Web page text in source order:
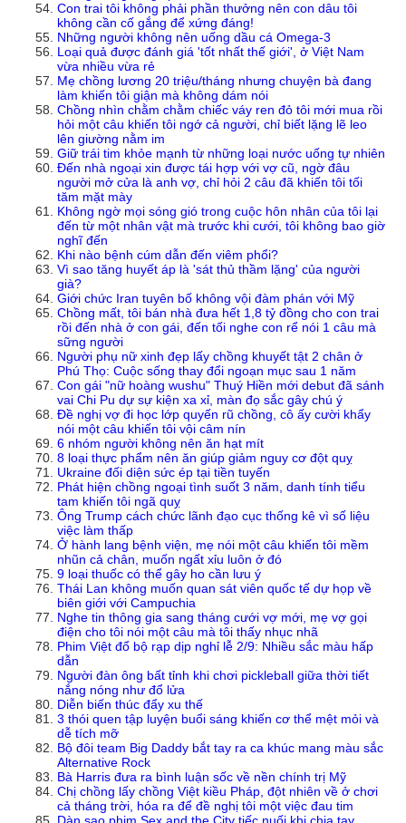
Con trai tôi không phải phần thưởng nên con dâu tôi
không cần cố gắng để xứng đáng!
Những người không nên uống dầu cá Omega-3
Loại quả được đánh giá 'tốt nhất thế giới', ở Việt Nam
vừa nhiều vừa rẻ
Mẹ chồng lương 20 triệu/tháng nhưng chuyện bà đang
làm khiến tôi giận mà không dám nói
Chồng nhìn chằm chằm chiếc váy ren đỏ tôi mới mua rồi
hỏi một câu khiến tôi ngớ cả người, chỉ biết lặng lẽ leo
lên giường nằm im
Giữ trái tim khỏe mạnh từ những loại nước uống tự nhiên
Đến nhà ngoại xin được tái hợp với vợ cũ, ngờ đâu
người mở cửa là anh vợ, chỉ hỏi 2 câu đã khiến tôi tối
tăm mặt mày
Không ngờ mọi sóng gió trong cuộc hôn nhân của tôi lại
đến từ một nhân vật mà trước khi cưới, tôi không bao giờ
nghĩ đến
Khi nào bệnh cúm dẫn đến viêm phổi?
Vì sao tăng huyết áp là 'sát thủ thầm lặng' của người
già?
Giới chức Iran tuyên bố không vội đàm phán với Mỹ
Chồng mất, tôi bán nhà đưa hết 1,8 tỷ đồng cho con trai
rồi đến nhà ở con gái, đến tối nghe con rể nói 1 câu mà
sững người
Người phụ nữ xinh đẹp lấy chồng khuyết tật 2 chân ở
Phú Thọ: Cuộc sống thay đổi ngoạn mục sau 1 năm
Con gái "nữ hoàng wushu" Thuý Hiền mới debut đã sánh
vai Chi Pu dự sự kiện xa xỉ, màn đọ sắc gây chú ý
Đề nghị vợ đi học lớp quyến rũ chồng, cô ấy cười khẩy
nói một câu khiến tôi vội câm nín
6 nhóm người không nên ăn hạt mít
8 loại thực phẩm nên ăn giúp giảm nguy cơ đột quỵ
Ukraine đối diện sức ép tại tiền tuyến
Phát hiện chồng ngoại tình suốt 3 năm, danh tính tiểu
tam khiến tôi ngã quỵ
Ông Trump cách chức lãnh đạo cục thống kê vì số liệu
việc làm thấp
Ở hành lang bệnh viện, mẹ nói một câu khiến tôi mềm
nhũn cả chân, muốn ngất xỉu luôn ở đó
9 loại thuốc có thể gây ho cần lưu ý
Thái Lan không muốn quan sát viên quốc tế dự họp về
biên giới với Campuchia
Nghe tin thông gia sang tháng cưới vợ mới, mẹ vợ gọi
điện cho tôi nói một câu mà tôi thấy nhục nhã
Phim Việt đổ bộ rạp dịp nghỉ lễ 2/9: Nhiều sắc màu hấp
dẫn
Người đàn ông bất tỉnh khi chơi pickleball giữa thời tiết
nắng nóng như đổ lửa
Diễn biến thúc đẩy xu thế
3 thói quen tập luyện buổi sáng khiến cơ thể mệt mỏi và
dễ tích mỡ
Bộ đôi team Big Daddy bắt tay ra ca khúc mang màu sắc
Alternative Rock
Bà Harris đưa ra bình luận sốc về nền chính trị Mỹ
Chị chồng lấy chồng Việt kiều Pháp, đột nhiên về ở chơi
cả tháng trời, hóa ra để đề nghị tôi một việc đau tim